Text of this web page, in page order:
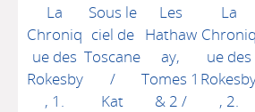
La
Chroniq
ue des
Rokesby
, 1.
Sous le
ciel de
Toscane
/
Kat
Les
Hathaw
ay,
Tomes 1
& 2 /
La
Chroniq
ue des
, 2.